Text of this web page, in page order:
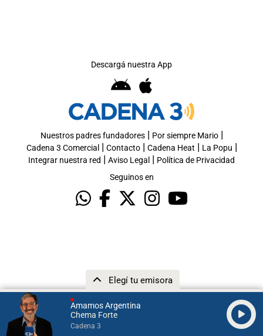
Amamos Argentina
Chema Forte
Cadena 3
Elegí tu emisora
Descargá nuestra App
Nuestros padres fundadores| Por siempre Mario|
Cadena 3 Comercial | Contacto| Cadena Heat | La Popu |
Integrar nuestra red | Aviso Legal | Política de Privacidad
Seguinos en